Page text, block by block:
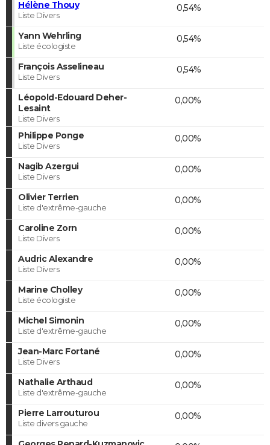
Hélène Thouy
Liste Divers
0,54%
Yann Wehrling
Liste écologiste
0,54%
François Asselineau
Liste Divers
0,54%
Léopold-Edouard Deher-
Lesaint
Liste Divers
0,00%
Philippe Ponge
Liste Divers
0,00%
Nagib Azergui
Liste Divers
0,00%
Olivier Terrien
Liste d'extrême-gauche
0,00%
Caroline Zorn
Liste Divers
0,00%
Audric Alexandre
Liste Divers
0,00%
Marine Cholley
Liste écologiste
0,00%
Michel Simonin
Liste d'extrême-gauche
0,00%
Jean-Marc Fortané
Liste Divers
0,00%
Nathalie Arthaud
Liste d'extrême-gauche
0,00%
Pierre Larrouturou
Liste divers gauche
0,00%